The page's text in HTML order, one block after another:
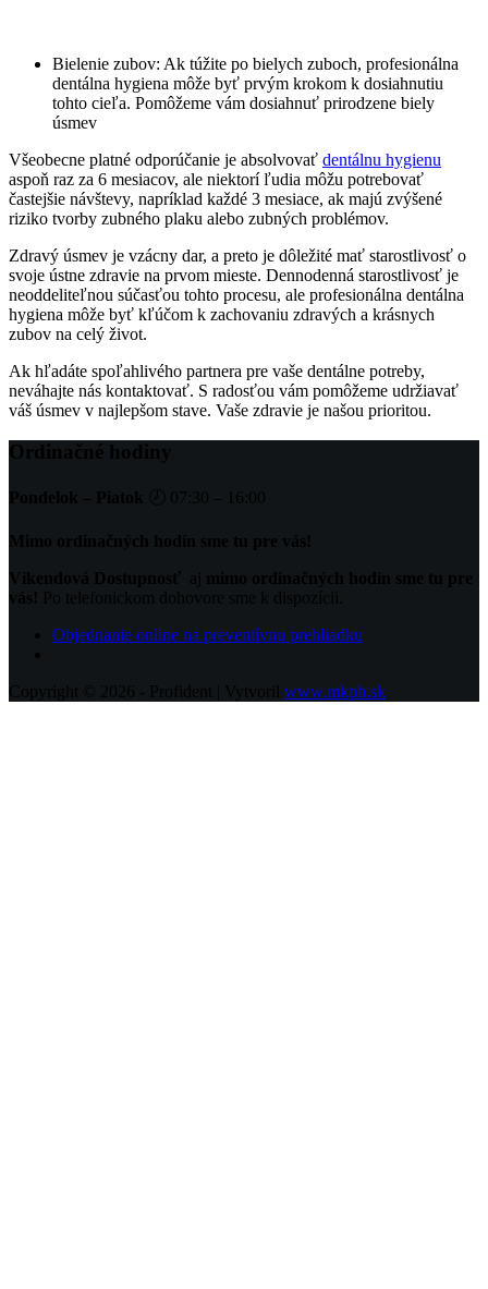
Bielenie zubov: Ak túžite po bielych zuboch, profesionálna
dentálna hygiena môže byť prvým krokom k dosiahnutiu
tohto cieľa. Pomôžeme vám dosiahnuť prirodzene biely
úsmev
Všeobecne platné odporúčanie je absolvovať dentálnu hygienu
aspoň raz za 6 mesiacov, ale niektorí ľudia môžu potrebovať
častejšie návštevy, napríklad každé 3 mesiace, ak majú zvýšené
riziko tvorby zubného plaku alebo zubných problémov.
Zdravý úsmev je vzácny dar, a preto je dôležité mať starostlivosť o
svoje ústne zdravie na prvom mieste. Dennodenná starostlivosť je
neoddeliteľnou súčasťou tohto procesu, ale profesionálna dentálna
hygiena môže byť kľúčom k zachovaniu zdravých a krásnych
zubov na celý život.
Ak hľadáte spoľahlivého partnera pre vaše dentálne potreby,
neváhajte nás kontaktovať. S radosťou vám pomôžeme udržiavať
váš úsmev v najlepšom stave. Vaše zdravie je našou prioritou.
Ordinačné hodiny
Pondelok – Piatok 🕗 07:30 – 16:00
Mimo ordinačných hodín sme tu pre vás!
Víkendová Dostupnosť aj mimo ordinačných hodín sme tu pre
vás! Po telefonickom dohovore sme k dispozícii.
Objednanie online na preventívnu prehliadku
Copyright © 2026 - Profident | Vytvoril www.mkph.sk